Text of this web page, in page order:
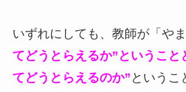
いずれにしても、教師が「や
てどうとらえるか”ということ
てどうとらえるのか” というこ